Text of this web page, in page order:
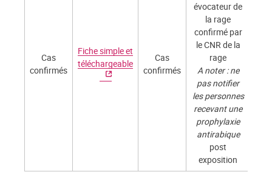
Cas
confirmés
Fiche simple et
téléchargeable
Cas
confirmés
évocateur de
la rage
confirmé par
le CNR de la
rage
A noter : ne
pas notifier
les personnes
recevant une
prophylaxie
antirabique
post
exposition